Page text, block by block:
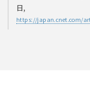
日,
https://japan.cnet.com/